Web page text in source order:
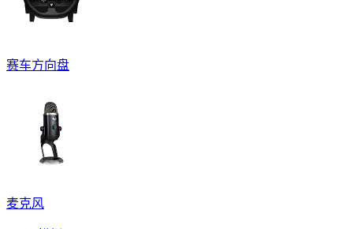
赛车方向盘
麦克风